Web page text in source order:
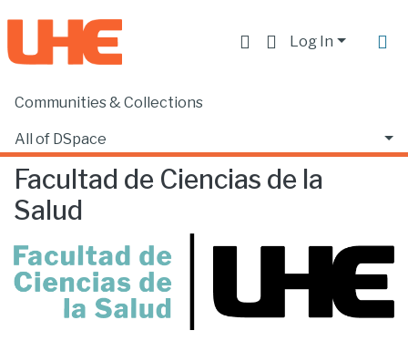
Log In
Communities & Collections
All of DSpace
Home
Facultad de Ciencias de la
Salud